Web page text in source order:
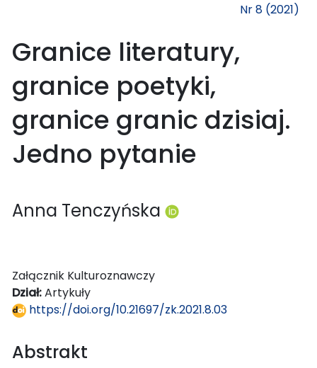
Nr 8 (2021)
Granice literatury,
granice poetyki,
granice granic dzisiaj.
Jedno pytanie
Anna Tenczyńska
Załącznik Kulturoznawczy
Dział:Artykuły
https://doi.org/10.21697/zk.2021.8.03
Abstrakt